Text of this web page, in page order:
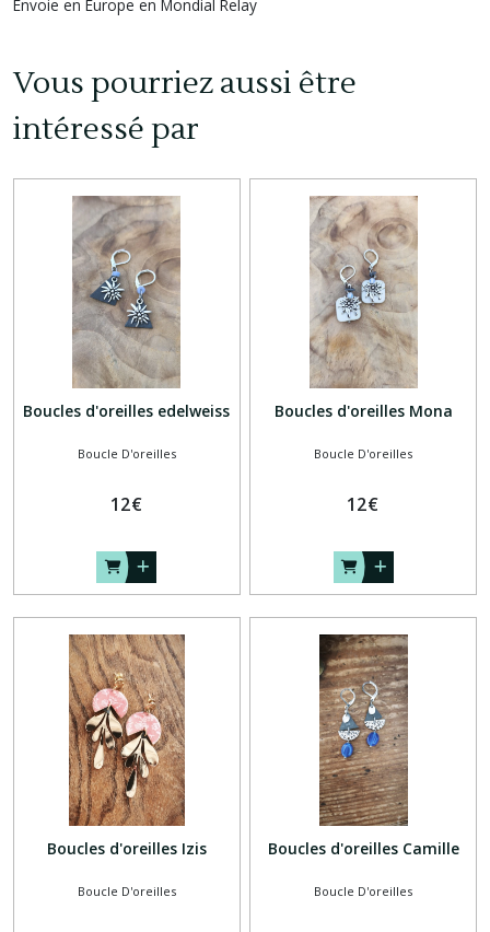
Envoie en Europe en Mondial Relay
Vous pourriez aussi être
intéressé par
Boucles d'oreilles edelweiss
Boucle D'oreilles
12€
Boucles d'oreilles Mona
Boucle D'oreilles
12€
Boucles d'oreilles Izis
Boucle D'oreilles
Boucles d'oreilles Camille
Boucle D'oreilles